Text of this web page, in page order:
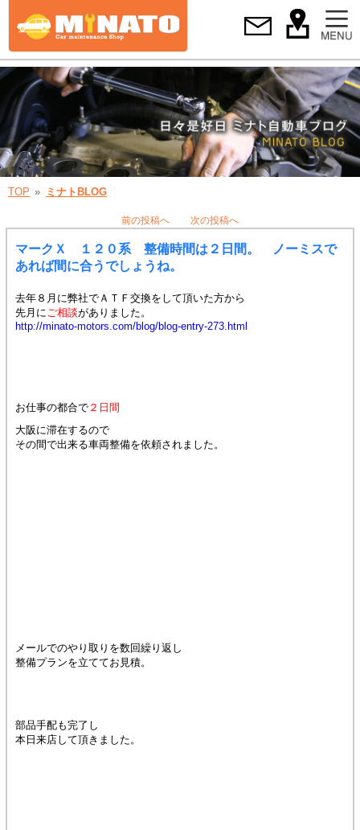
TOP ミナトBLOG
前の投稿へ 次の投稿へ
マークＸ １２０系 整備時間は２日間。 ノーミスで
あれば間に合うでしょうね。
去年８月に弊社でＡＴＦ交換をして頂いた方から
先月にご相談がありました。
http://minato-motors.com/blog/blog-entry-273.html
お仕事の都合で２日間
大阪に滞在するので
その間で出来る車両整備を依頼されました。
メールでのやり取りを数回繰り返し
整備プランを立ててお見積。
部品手配も完了し
本日来店して頂きました。